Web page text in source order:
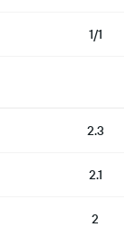
1/1
2.3
2.1
2